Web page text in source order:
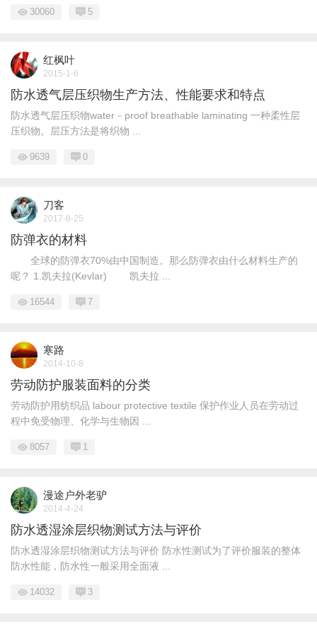
30060 5
红枫叶
2015-1-6
防水透气层压织物生产方法、性能要求和特点
防水透气层压织物water－proof breathable laminating 一种柔性层
压织物。层压方法是将织物 ...
9639 0
刀客
2017-8-25
防弹衣的材料
全球的防弹衣70%由中国制造。那么防弹衣由什么材料生产的
呢？ 1.凯夫拉(Kevlar) 凯夫拉 ...
16544 7
寒路
2014-10-8
劳动防护服装面料的分类
劳动防护用纺织品 labour protective textile 保护作业人员在劳动过
程中免受物理、化学与生物因 ...
8057 1
漫途户外老驴
2014-4-24
防水透湿涂层织物测试方法与评价
防水透湿涂层织物测试方法与评价 防水性测试为了评价服装的整体
防水性能，防水性一般采用全面液 ...
14032 3